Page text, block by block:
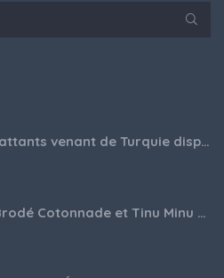
Armoires 3 battants venant de Turquie disponibles
Patch Voile Brodé Cotonnade et Tinu Minu de l’Inde ???????? ????